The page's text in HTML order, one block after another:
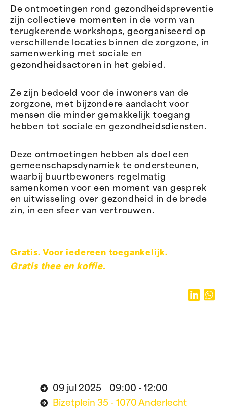
De ontmoetingen rond gezondheidspreventie
zijn collectieve momenten in de vorm van
terugkerende workshops, georganiseerd op
verschillende locaties binnen de zorgzone, in
samenwerking met sociale en
gezondheidsactoren in het gebied.
Ze zijn bedoeld voor de inwoners van de
zorgzone, met bijzondere aandacht voor
mensen die minder gemakkelijk toegang
hebben tot sociale en gezondheidsdiensten.
Deze ontmoetingen hebben als doel een
gemeenschapsdynamiek te ondersteunen,
waarbij buurtbewoners regelmatig
samenkomen voor een moment van gesprek
en uitwisseling over gezondheid in de brede
zin, in een sfeer van vertrouwen.
Gratis. Voor iedereen toegankelijk.
Gratis thee en koffie.
09 jul 2025 09:00 - 12:00
Bizetplein 35 - 1070 Anderlecht